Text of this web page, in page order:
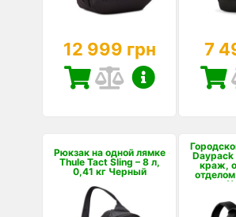
12 999 грн 7
Рюкзак на одной лямке
Thule Tact Sling – 8 л,
0,41 кг Черный
Daypack
краж,